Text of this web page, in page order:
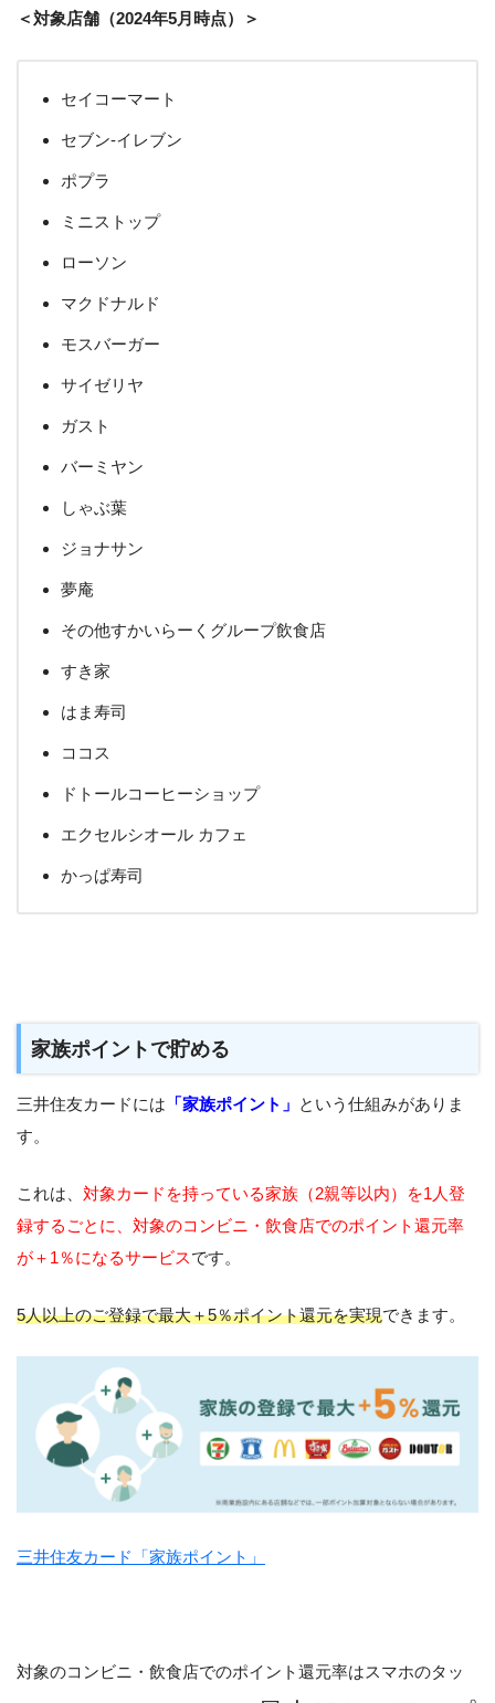
＜対象店舗（2024年5月時点）＞
セイコーマート
セブン-イレブン
ポプラ
ミニストップ
ローソン
マクドナルド
モスバーガー
サイゼリヤ
ガスト
バーミヤン
しゃぶ葉
ジョナサン
夢庵
その他すかいらーくグループ飲食店
すき家
はま寿司
ココス
ドトールコーヒーショップ
エクセルシオール カフェ
かっぱ寿司
家族ポイントで貯める
三井住友カードには 「家族ポイント」 という仕組みがありま
す。
これは、 対象カードを持っている家族（2親等以内）を1人登
録するごとに、対象のコンビニ・飲食店でのポイント還元率
が＋1％になるサービスです。
5人以上のご登録で最大＋5％ポイント還元を実現できます。
三井住友カード「家族ポイント」
対象のコンビニ・飲食店でのポイント還元率はスマホのタッ